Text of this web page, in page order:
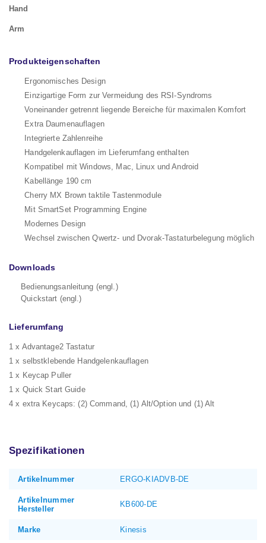
Hand
Arm
Produkteigenschaften
Ergonomisches Design
Einzigartige Form zur Vermeidung des RSI-Syndroms
Voneinander getrennt liegende Bereiche für maximalen Komfort
Extra Daumenauflagen
Integrierte Zahlenreihe
Handgelenkauflagen im Lieferumfang enthalten
Kompatibel mit Windows, Mac, Linux und Android
Kabellänge 190 cm
Cherry MX Brown taktile Tastenmodule
Mit SmartSet Programming Engine
Modernes Design
Wechsel zwischen Qwertz- und Dvorak-Tastaturbelegung möglich
Downloads
Bedienungsanleitung (engl.)
Quickstart (engl.)
Lieferumfang
1 x Advantage2 Tastatur
1 x selbstklebende Handgelenkauflagen
1 x Keycap Puller
1 x Quick Start Guide
4 x extra Keycaps: (2) Command, (1) Alt/Option und (1) Alt
Spezifikationen
Artikelnummer ERGO-KIADVB-DE
Artikelnummer
Hersteller
KB600-DE
Marke Kinesis